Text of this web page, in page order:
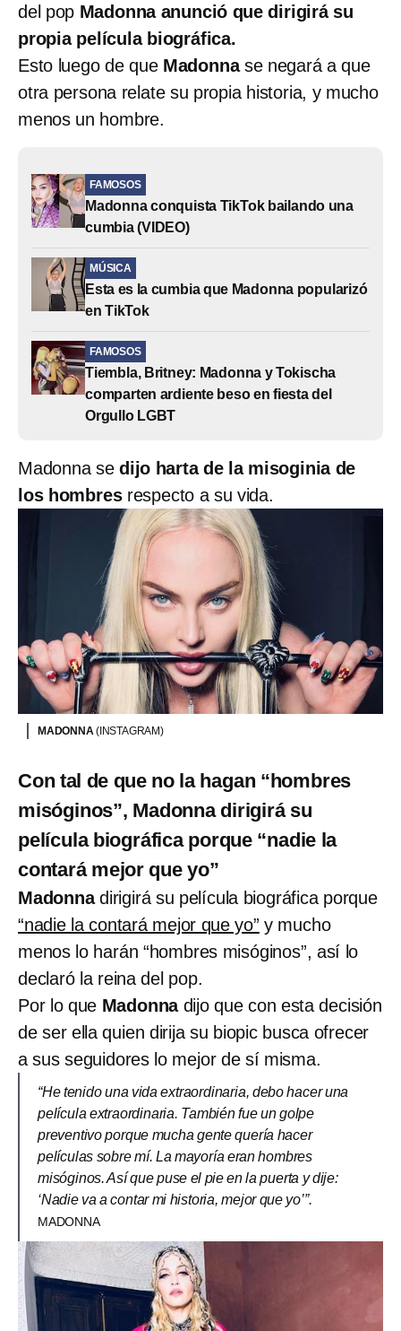
del pop Madonna anunció que dirigirá su
propia película biográfica.
Esto luego de que Madonnase negará a que
otra persona relate su propia historia, y mucho
menos un hombre.
FAMOSOS
Madonna conquista TikTok bailando una
cumbia (VIDEO)
MÚSICA
Esta es la cumbia que Madonna popularizó
en TikTok
FAMOSOS
Tiembla, Britney: Madonna y Tokischa
comparten ardiente beso en fiesta del
Orgullo LGBT
Madonna sedijo harta de la misoginia de
los hombres respecto a su vida.
MADONNA(INSTAGRAM)
Con tal de que no la hagan “hombres
misóginos”, Madonna dirigirá su
película biográfica porque “nadie la
contará mejor que yo”
Madonnadirigirá su película biográfica porque
“nadie la contará mejor que yo” y mucho
menos lo harán “hombres misóginos”, así lo
declaró la reina del pop.
Por lo que Madonnadijo que con esta decisión
de ser ella quien dirija su biopic busca ofrecer
a sus seguidores lo mejor de sí misma.
“He tenido una vida extraordinaria, debo hacer una
película extraordinaria. También fue un golpe
preventivo porque mucha gente quería hacer
películas sobre mí. La mayoría eran hombres
misóginos. Así que puse el pie en la puerta y dije:
‘Nadie va a contar mi historia, mejor que yo’”.
MADONNA